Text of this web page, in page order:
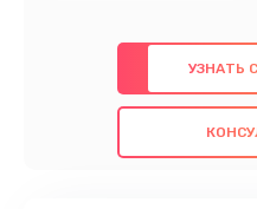
предлагаем быстрый
использованием
также гарантируем
проведенных работ.
УЗНАТЬ